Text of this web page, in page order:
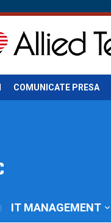
COMUNICATE PRESA
IT MANAGEMENT